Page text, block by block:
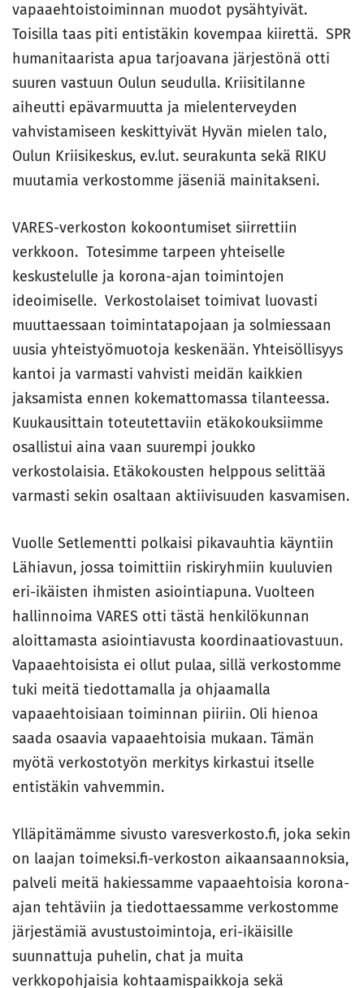
vapaaehtoistoiminnan muodot pysähtyivät.
Toisilla taas piti entistäkin kovempaa kiirettä. SPR
humanitaarista apua tarjoavana järjestönä otti
suuren vastuun Oulun seudulla. Kriisitilanne
aiheutti epävarmuutta ja mielenterveyden
vahvistamiseen keskittyivät Hyvän mielen talo,
Oulun Kriisikeskus, ev.lut. seurakunta sekä RIKU
muutamia verkostomme jäseniä mainitakseni.
VARES-verkoston kokoontumiset siirrettiin
verkkoon. Totesimme tarpeen yhteiselle
keskustelulle ja korona-ajan toimintojen
ideoimiselle. Verkostolaiset toimivat luovasti
muuttaessaan toimintatapojaan ja solmiessaan
uusia yhteistyömuotoja keskenään. Yhteisöllisyys
kantoi ja varmasti vahvisti meidän kaikkien
jaksamista ennen kokemattomassa tilanteessa.
Kuukausittain toteutettaviin etäkokouksiimme
osallistui aina vaan suurempi joukko
verkostolaisia. Etäkokousten helppous selittää
varmasti sekin osaltaan aktiivisuuden kasvamisen.
Vuolle Setlementti polkaisi pikavauhtia käyntiin
Lähiavun, jossa toimittiin riskiryhmiin kuuluvien
eri-ikäisten ihmisten asiointiapuna. Vuolteen
hallinnoima VARES otti tästä henkilökunnan
aloittamasta asiointiavusta koordinaatiovastuun.
Vapaaehtoisista ei ollut pulaa, sillä verkostomme
tuki meitä tiedottamalla ja ohjaamalla
vapaaehtoisiaan toiminnan piiriin. Oli hienoa
saada osaavia vapaaehtoisia mukaan. Tämän
myötä verkostotyön merkitys kirkastui itselle
entistäkin vahvemmin.
Ylläpitämämme sivusto varesverkosto.fi, joka sekin
on laajan toimeksi.fi-verkoston aikaansaannoksia,
palveli meitä hakiessamme vapaaehtoisia korona-
ajan tehtäviin ja tiedottaessamme verkostomme
järjestämiä avustustoimintoja, eri-ikäisille
suunnattuja puhelin, chat ja muita
verkkopohjaisia kohtaamispaikkoja sekä